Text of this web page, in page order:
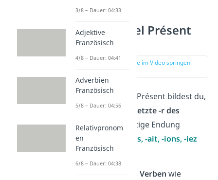
Conditionnel Présent
Bildung
zur Stelle im Video springen
Das Conditionnel Présent bildest du,
indem du an das
letzte -r des
Infinitivsdie richtige Endung
anhängst:
-ais, -ais, -ait, -ions, -iez
und-aient.
regelmäßigen Verben wie
3/8 – Dauer: 04:33
Adjektive
Französisch
4/8 – Dauer: 04:41
Adverbien
Französisch
5/8 – Dauer: 04:56
Relativpronom
en
Französisch
6/8 – Dauer: 04:38